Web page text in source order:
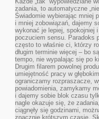
zadania, to automatyczne
Świadomie wybierając mniej
i mniej zobowiązań, dajemy
wykonać je lepiej, spokojniej
poczuciem sensu. Paradoks
często to właśnie ci, którzy
długim terminie więcej – bo
tempo, nie wypalając się po
Drugim filarem powolnej
umiejętność pracy w
ograniczamy rozpraszacze,
powiadomienia, zamykamy
i dajemy sobie blok czasu
nagle okazuje się, że
ciągnęły się godzinami,
znacznie krótszym czasie.